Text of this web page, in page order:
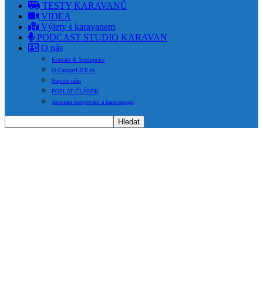
TESTY KARAVANŮ
VIDEA
Výlety s karavanem
PODCAST STUDIO KARAVAN
O nás
Kontakt & Spolupráce
O CamperLIFE.cz
Napište nám
POSLAT ČLÁNEK
Asociace kempování a karavaningu